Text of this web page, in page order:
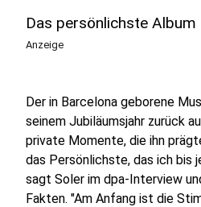
Das persönlichste
Anzeige
Der in Barcelona geborene
seinem Jubiläumsjahr zurück
private Momente, die ihn
das Persönlichste, das ich bis
sagt Soler im dpa-Interview
Fakten. "Am Anfang ist die